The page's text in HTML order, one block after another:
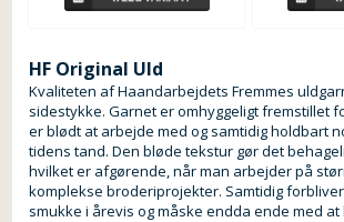
HF Original Uld
Kvaliteten af ​​Haandarbejdets Fremmes
sidestykke. Garnet er omhyggeligt fremstillet
er blødt at arbejde med og samtidig holdbart
tidens tand. Den bløde tekstur gør det
hvilket er afgørende, når man arbejder på
komplekse broderiprojekter. Samtidig
smukke i årevis og måske endda ende med